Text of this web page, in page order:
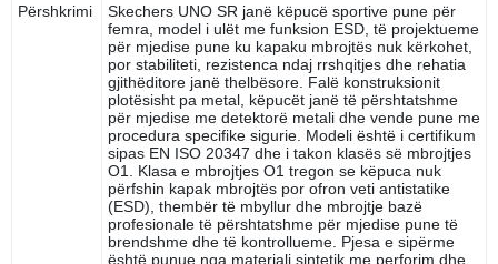
Përshkrimi
Skechers UNO SR janë këpucë sportive pune për
femra, model i ulët me funksion ESD, të projektueme
për mjedise pune ku kapaku mbrojtës nuk kërkohet,
por stabiliteti, rezistenca ndaj rrshqitjes dhe rehatia
gjithëditore janë thelbësore. Falë konstruksionit
plotësisht pa metal, këpucët janë të përshtatshme
për mjedise me detektorë metali dhe vende pune me
procedura specifike sigurie. Modeli është i certifikum
sipas EN ISO 20347 dhe i takon klasës së mbrojtjes
O1. Klasa e mbrojtjes O1 tregon se këpuca nuk
përfshin kapak mbrojtës por ofron veti antistatike
(ESD), thembër të mbyllur dhe mbrojtje bazë
profesionale të përshtatshme për mjedise pune të
brendshme dhe të kontrollueme. Pjesa e sipërme
është punue nga materiali sintetik me perforim dhe